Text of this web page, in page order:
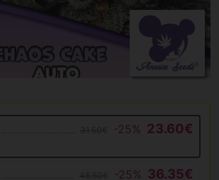
-25% 23.60€
-25% 36.35€